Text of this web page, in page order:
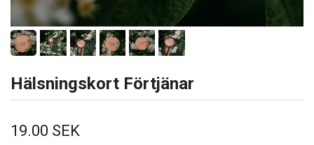
Hälsningskort Förtjänar
19.00 SEK